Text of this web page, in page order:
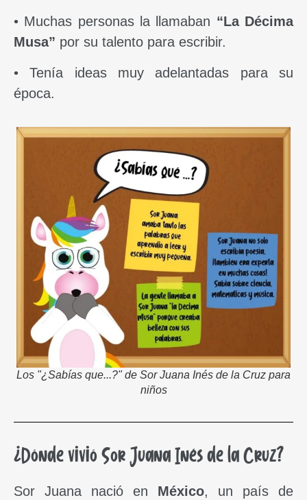
• Muchas personas la llamaban “La Décima
Musa” por su talento para escribir.
• Tenía ideas muy adelantadas para su
época.
Los "¿Sabías que...?" de Sor Juana Inés de la Cruz para
niños
¿Dónde vivió Sor Juana Inés de la Cruz?
Sor Juana nació en México, un país de